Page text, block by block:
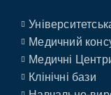
Медичний
Медичні
Клінічні бази